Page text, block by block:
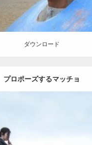
ダウンロード
プロポーズするマッチョ
【YouTube】マッチョフリ
ギネス世界記録…
【TV】TBS番組「ひるおび